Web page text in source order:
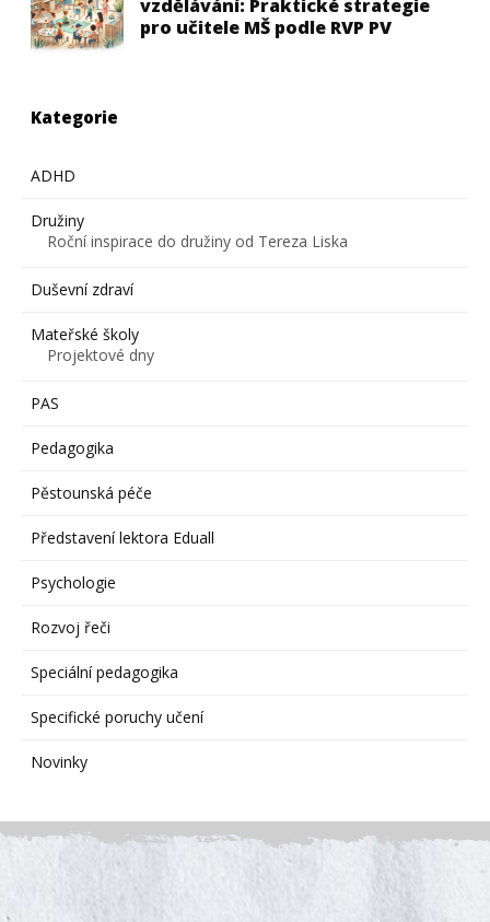
vzdělávání: Praktické strategie
pro učitele MŠ podle RVP PV
Kategorie
ADHD
Družiny
Roční inspirace do družiny od Tereza Liska
Duševní zdraví
Mateřské školy
Projektové dny
PAS
Pedagogika
Pěstounská péče
Představení lektora Eduall
Psychologie
Rozvoj řeči
Speciální pedagogika
Specifické poruchy učení
Novinky